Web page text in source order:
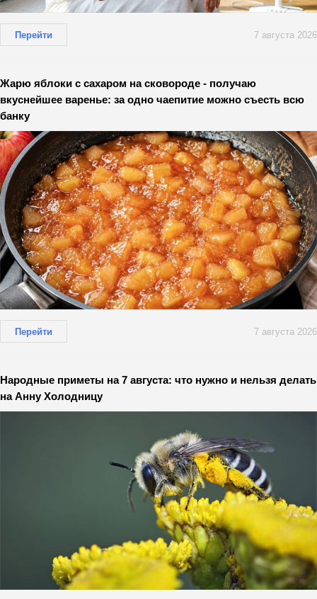
Перейти 7 августа 2026
Жарю яблоки с сахаром на сковороде - получаю
вкуснейшее варенье: за одно чаепитие можно съесть всю
банку
Перейти 7 августа 2026
Народные приметы на 7 августа: что нужно и нельзя делать
на Анну Холодницу